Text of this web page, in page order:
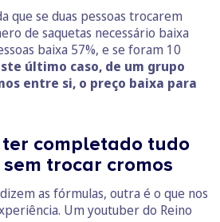
que se duas pessoas trocarem
de saquetas necessário baixa
baixa 57%, e se foram 10
último caso, de um grupo
entre si, o preço baixa para
completado tudo
trocar cromos
as fórmulas, outra é o que nos
Um youtuber do Reino